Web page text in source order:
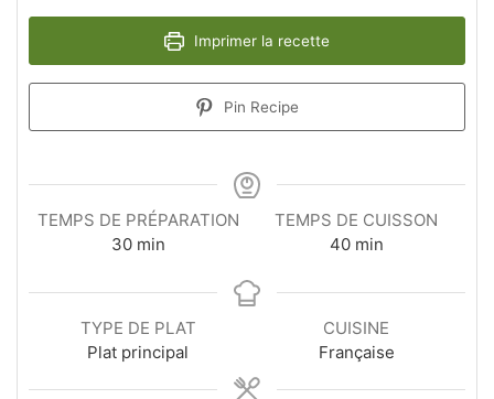
Imprimer la recette
Pin Recipe
TEMPS DE PRÉPARATION
30minutes
min
TEMPS DE CUISSON
40minutes
min
TYPE DE PLAT
Plat principal
CUISINE
Française